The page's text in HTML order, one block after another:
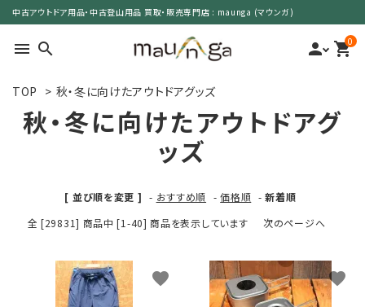
中古アウトドア用品・中古登山用品 買取・販売専門店 : maunga (マウンガ)
menu search person 0
shopping_cart
サイズで選ぶ
価格で選ぶ
TOP > 秋・冬に向けたアウトドアグッズ
秋・冬に向けたアウトドアグ
ッズ
[ 並び順を変更 ] - おすすめ順 -価格順 -新着順
全 [29831] 商品中 [1-40] 商品を表示しています
次のページへ
favorite favorite